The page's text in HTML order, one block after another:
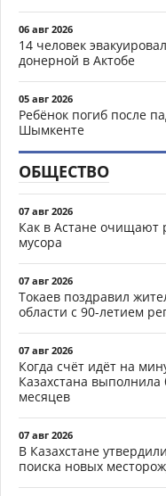
06 авг 2026
14 человек
донерной в Актобе
05 авг 2026
Ребёнок погиб после
Шымкенте
ОБЩЕСТВО
07 авг 2026
Как в Астане очищают
мусора
07 авг 2026
Токаев поздравил
области с 90-летием
07 авг 2026
Когда счёт идёт на
Казахстана выполнила
месяцев
07 авг 2026
В Казахстане
поиска новых